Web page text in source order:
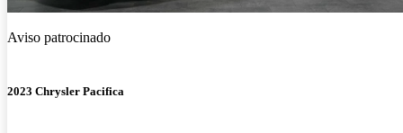
Aviso patrocinado
2023 Chrysler Pacifica